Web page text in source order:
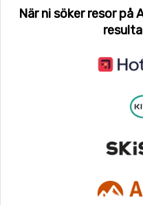
När ni söker resor på